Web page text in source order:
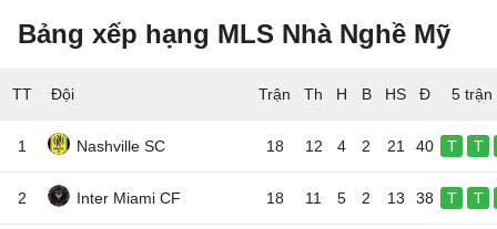
Bảng xếp hạng MLS Nhà Nghề Mỹ
TT Đội 5 trận
1 Nashville SC 18 12 4 2 21 40 T T
2 Inter Miami CF 18 11 5 2 13 38 T T